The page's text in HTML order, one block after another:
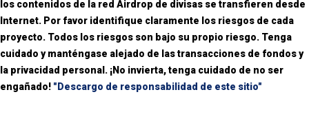
los contenidos de la red Airdrop de divisas se transfieren desde
Internet. Por favor identifique claramente los riesgos de cada
proyecto. Todos los riesgos son bajo su propio riesgo. Tenga
cuidado y manténgase alejado de las transacciones de fondos y
la privacidad personal. ¡No invierta, tenga cuidado de no ser
engañado! "Descargo de responsabilidad de este sitio"